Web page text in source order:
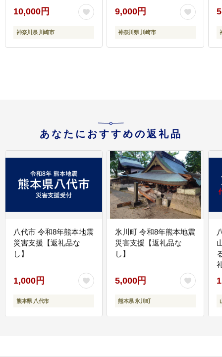
ラミ 焼くだけ 冷凍 たれ
味付き BBQ アウトドア
キャンプ 人気 おすすめ
10,000円
神奈川県 川崎市
お肉 肉 焼くだけ 冷凍
たれ 味付き BBQ アウ
トドア キャンプ 人気 お
9,000円
神奈川県 川崎市
あなたにおすすめの返礼品
八代市 令和8年熊本地震
災害支援【返礼品な
し】
1,000円
熊本県 八代市
氷川町 令和8年熊本地震
災害支援【返礼品な
し】
5,000円
熊本県 氷川町